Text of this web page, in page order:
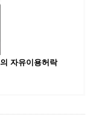
의 자유이용허락